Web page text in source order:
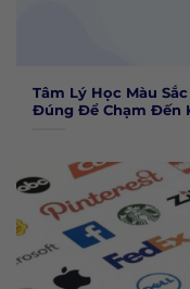
Tâm Lý Học Màu
Đúng Để Chạm Đến